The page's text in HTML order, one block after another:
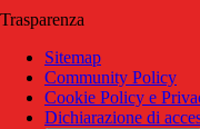
Trasparenza
Sitemap
Community Policy
Cookie Policy e
Dichiarazione di